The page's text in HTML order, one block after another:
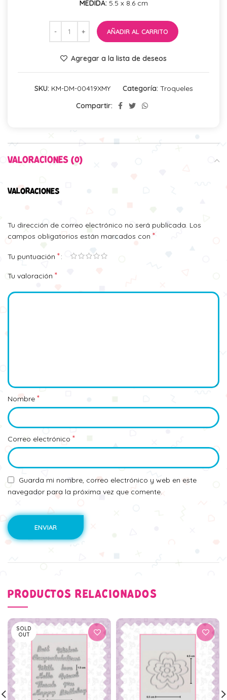
MEDIDA: 5.5 x 8.6 cm
AÑADIR AL CARRITO
Agregar a la lista de deseos
SKU: KM-DM-00419XMY Categoría: Troqueles
Compartir:
VALORACIONES (0)
VALORACIONES
Tu dirección de correo electrónico no será publicada. Los
campos obligatorios están marcados con *
Tu puntuación *
Tu valoración *
Nombre *
Correo electrónico *
Guarda mi nombre, correo electrónico y web en este
navegador para la próxima vez que comente.
PRODUCTOS RELACIONADOS
SOLD
OUT